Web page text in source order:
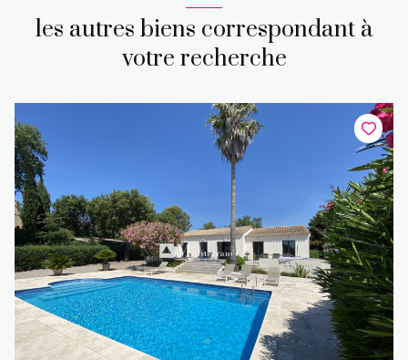
les autres biens correspondant à
votre recherche